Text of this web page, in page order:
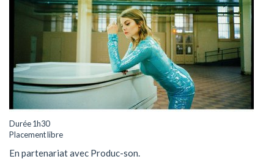
Durée 1h30
Placement libre
En partenariat avec Produc-son.